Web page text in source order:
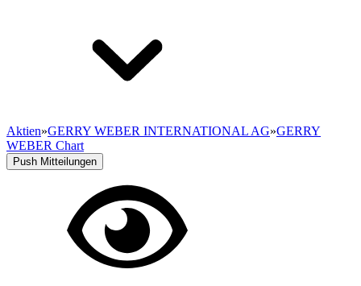
Aktien»GERRY WEBER INTERNATIONAL AG»GERRY
WEBER Chart
Push Mitteilungen